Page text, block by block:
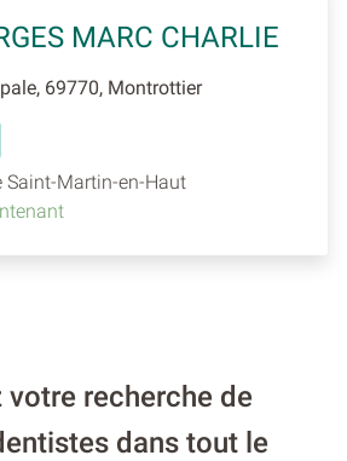
MARC CHARLIE
69770, Montrottier
Saint-Martin-en-Haut
votre recherche de
dans tout le